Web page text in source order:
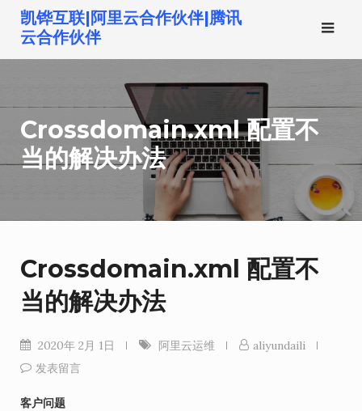
到
凯铧互联|阿里云合作伙伴|腾讯
云合作伙伴
Crossdomain.xml 配置不
当的解决办法
Crossdomain.xml 配置不
当的解决办法
2020年 2月 1日 阿里云运维
aliyundaili
发表留言
客户问题